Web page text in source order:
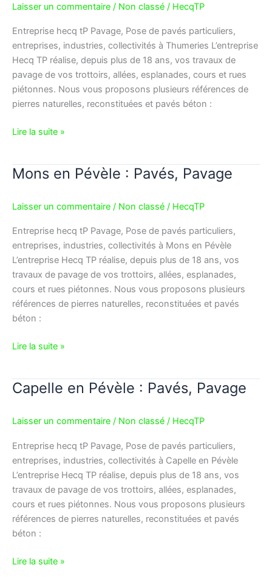
Laisser un commentaire / Non classé / HecqTP
Entreprise hecq tP Pavage, Pose de pavés particuliers,
entreprises, industries, collectivités à Thumeries L’entreprise
Hecq TP réalise, depuis plus de 18 ans, vos travaux de
pavage de vos trottoirs, allées, esplanades, cours et rues
piétonnes. Nous vous proposons plusieurs références de
pierres naturelles, reconstituées et pavés béton :
Lire la suite »
Mons en Pévèle : Pavés, Pavage
Laisser un commentaire / Non classé / HecqTP
Entreprise hecq tP Pavage, Pose de pavés particuliers,
entreprises, industries, collectivités à Mons en Pévèle
L’entreprise Hecq TP réalise, depuis plus de 18 ans, vos
travaux de pavage de vos trottoirs, allées, esplanades,
cours et rues piétonnes. Nous vous proposons plusieurs
références de pierres naturelles, reconstituées et pavés
béton :
Mons
Pévèle
Pavés,
Pavage
Lire la suite »
Capelle en Pévèle : Pavés, Pavage
Laisser un commentaire / Non classé / HecqTP
Entreprise hecq tP Pavage, Pose de pavés particuliers,
entreprises, industries, collectivités à Capelle en Pévèle
L’entreprise Hecq TP réalise, depuis plus de 18 ans, vos
travaux de pavage de vos trottoirs, allées, esplanades,
cours et rues piétonnes. Nous vous proposons plusieurs
références de pierres naturelles, reconstituées et pavés
béton :
Capelle
Pévèle
Pavés,
Pavage
Lire la suite »